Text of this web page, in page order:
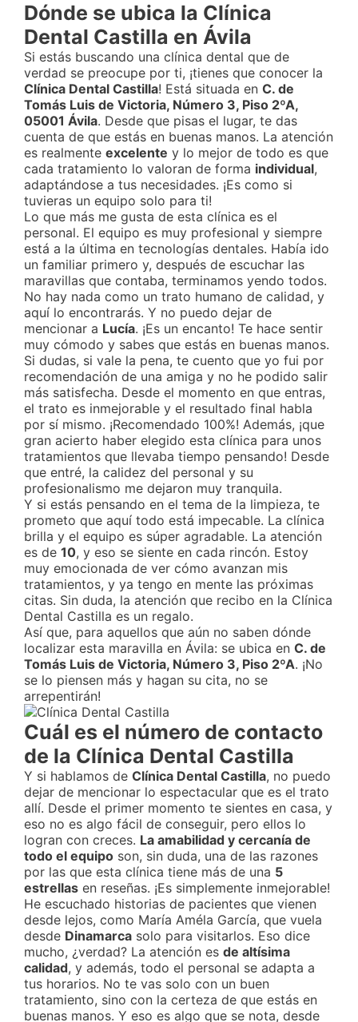
Dónde se ubica la Clínica
Dental Castilla en Ávila
Si estás buscando una clínica dental que de
verdad se preocupe por ti, ¡tienes que conocer la
Clínica Dental Castilla! Está situada en C. de
Tomás Luis de Victoria, Número 3, Piso 2ºA,
05001 Ávila. Desde que pisas el lugar, te das
cuenta de que estás en buenas manos. La atención
es realmente excelente y lo mejor de todo es que
cada tratamiento lo valoran de forma individual,
adaptándose a tus necesidades. ¡Es como si
tuvieras un equipo solo para ti!
Lo que más me gusta de esta clínica es el
personal. El equipo es muy profesional y siempre
está a la última en tecnologías dentales. Había ido
un familiar primero y, después de escuchar las
maravillas que contaba, terminamos yendo todos.
No hay nada como un trato humano de calidad, y
aquí lo encontrarás. Y no puedo dejar de
mencionar a Lucía. ¡Es un encanto! Te hace sentir
muy cómodo y sabes que estás en buenas manos.
Si dudas, si vale la pena, te cuento que yo fui por
recomendación de una amiga y no he podido salir
más satisfecha. Desde el momento en que entras,
el trato es inmejorable y el resultado final habla
por sí mismo. ¡Recomendado 100%! Además, ¡que
gran acierto haber elegido esta clínica para unos
tratamientos que llevaba tiempo pensando! Desde
que entré, la calidez del personal y su
profesionalismo me dejaron muy tranquila.
Y si estás pensando en el tema de la limpieza, te
prometo que aquí todo está impecable. La clínica
brilla y el equipo es súper agradable. La atención
es de 10, y eso se siente en cada rincón. Estoy
muy emocionada de ver cómo avanzan mis
tratamientos, y ya tengo en mente las próximas
citas. Sin duda, la atención que recibo en la Clínica
Dental Castilla es un regalo.
Así que, para aquellos que aún no saben dónde
localizar esta maravilla en Ávila: se ubica en C. de
Tomás Luis de Victoria, Número 3, Piso 2ºA. ¡No
se lo piensen más y hagan su cita, no se
arrepentirán!
Cuál es el número de contacto
de la Clínica Dental Castilla
Y si hablamos de Clínica Dental Castilla, no puedo
dejar de mencionar lo espectacular que es el trato
allí. Desde el primer momento te sientes en casa, y
eso no es algo fácil de conseguir, pero ellos lo
logran con creces. La amabilidad y cercanía de
todo el equipo son, sin duda, una de las razones
por las que esta clínica tiene más de una 5
estrellas en reseñas. ¡Es simplemente inmejorable!
He escuchado historias de pacientes que vienen
desde lejos, como María Améla García, que vuela
desde Dinamarca solo para visitarlos. Eso dice
mucho, ¿verdad? La atención es de altísima
calidad, y además, todo el personal se adapta a
tus horarios. No te vas solo con un buen
tratamiento, sino con la certeza de que estás en
buenas manos. Y eso es algo que se nota, desde